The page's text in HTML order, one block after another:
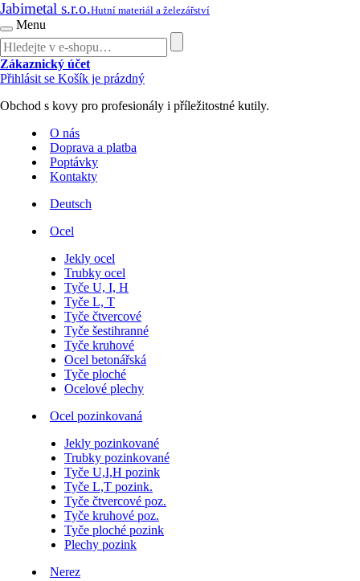
Jabimetal s.r.o.Hutní materiál a železářství
Menu
Zákaznický účet
Přihlásit se Košík je prázdný
Obchod s kovy pro profesionály i příležitostné kutily.
O nás
Doprava a platba
Poptávky
Kontakty
Deutsch
Ocel
Jekly ocel
Trubky ocel
Tyče U, I, H
Tyče L, T
Tyče čtvercové
Tyče šestihranné
Tyče kruhové
Ocel betonářská
Tyče ploché
Ocelové plechy
Ocel pozinkovaná
Jekly pozinkované
Trubky pozinkované
Tyče U,I,H pozink
Tyče L,T pozink.
Tyče čtvercové poz.
Tyče kruhové poz.
Tyče ploché pozink
Plechy pozink
Nerez